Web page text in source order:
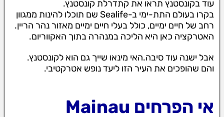
עוד בקונסטנץ תראו את קתדרלת קונסטנץ.
בקרו בעולם התת-ימי ב-Sealife שם תוכלו להינות ממגוון
רחב של חיים ימיים, כולל בעלי חיים ימיים מאזור נהר הריין.
האטרקציה כאן היא הליכה במנהרה בתוך האקווריום.
אבל ישנה עוד סיבה.האי מינאו שייך גם הוא לקונסטנץ.
והם שהופכים את העיר הזו ליעד נופש אטרקטיבי.
אי הפרחים Mainau